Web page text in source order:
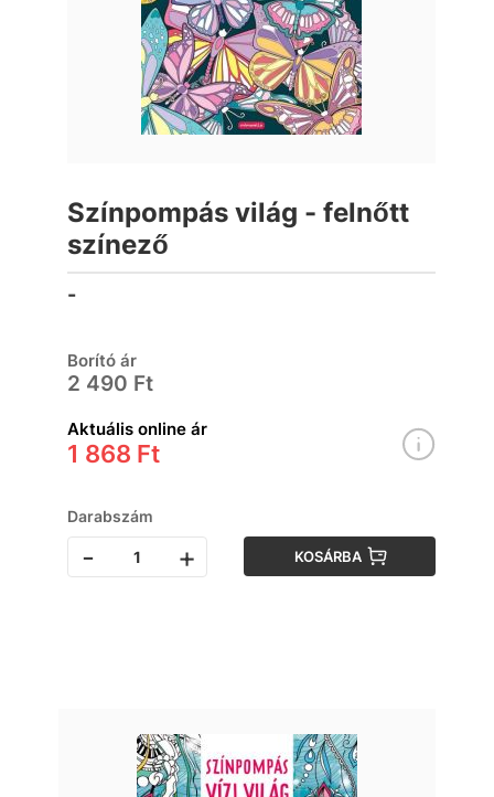
Színpompás világ - felnőtt
színező
-
Borító ár
2 490 Ft
Aktuális online ár
1 868 Ft
Darabszám
- + KOSÁRBA